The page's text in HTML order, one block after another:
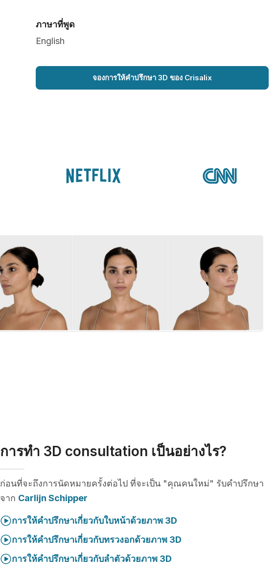
ภาษาที่พูด
English
จองการให้คำปรึกษา 3D ของ Crisalix
การทำ 3D consultation เป็นอย่างไร?
ก่อนที่จะถึงการนัดหมายครั้งต่อไป ที่จะเป็น "คุณคนใหม่" รับคำปรึกษา
จาก Carlijn Schipper
การให้คำปรึกษาเกี่ยวกับใบหน้าด้วยภาพ 3D
การให้คำปรึกษาเกี่ยวกับทรวงอกด้วยภาพ 3D
การให้คำปรึกษาเกี่ยวกับลำตัวด้วยภาพ 3D